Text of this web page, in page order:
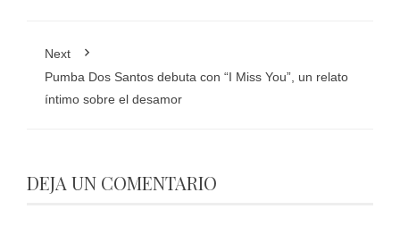
Next
Pumba Dos Santos debuta con “I Miss You”, un relato
íntimo sobre el desamor
DEJA UN COMENTARIO